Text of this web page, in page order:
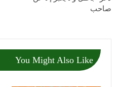
صاحب
You Might Also Like